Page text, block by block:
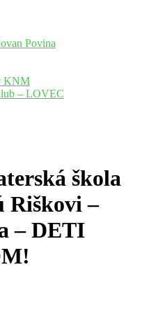
Povina
KNM
– LOVEC
škola
Riškovi –
– DETI